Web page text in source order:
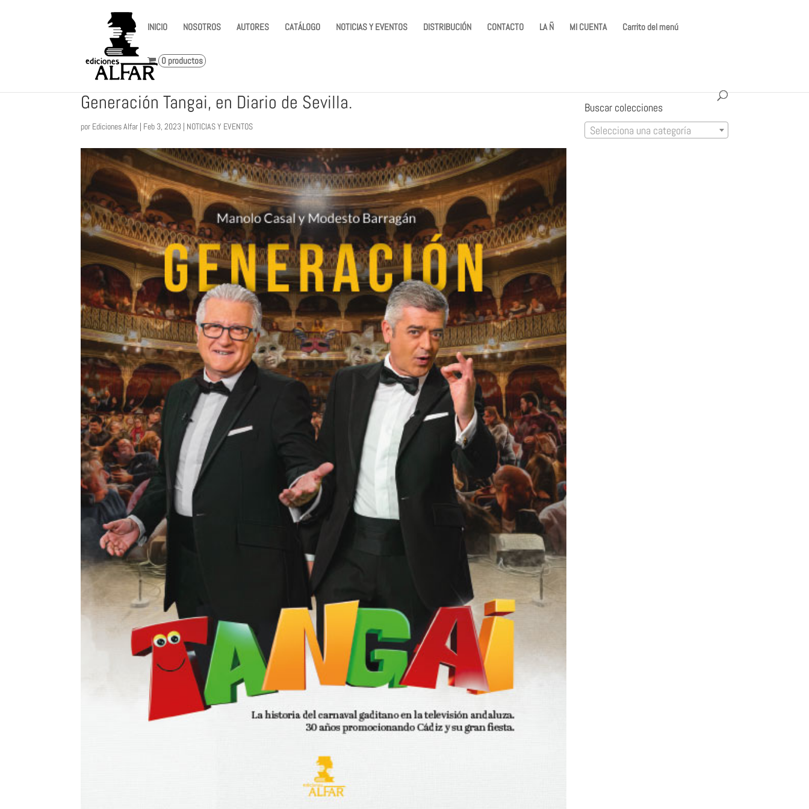
INICIO NOSOTROS AUTORES CATÁLOGO NOTICIAS Y EVENTOS DISTRIBUCIÓN CONTACTO LA Ñ MI CUENTA Carrito del menú
0 productos
Generación Tangai, en Diario de Sevilla.
por Ediciones Alfar | Feb 3, 2023 | NOTICIAS Y EVENTOS
Buscar colecciones
Selecciona una categoría